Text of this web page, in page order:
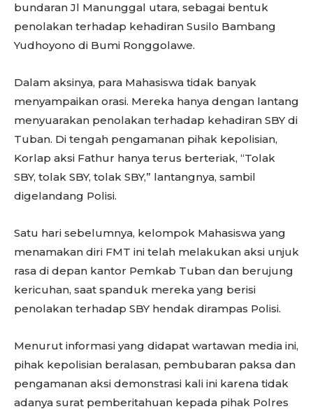
bundaran Jl Manunggal utara, sebagai bentuk
penolakan terhadap kehadiran Susilo Bambang
Yudhoyono di Bumi Ronggolawe.
Dalam aksinya, para Mahasiswa tidak banyak
menyampaikan orasi. Mereka hanya dengan lantang
menyuarakan penolakan terhadap kehadiran SBY di
Tuban. Di tengah pengamanan pihak kepolisian,
Korlap aksi Fathur hanya terus berteriak, “Tolak
SBY, tolak SBY, tolak SBY,” lantangnya, sambil
digelandang Polisi.
Satu hari sebelumnya, kelompok Mahasiswa yang
menamakan diri FMT ini telah melakukan aksi unjuk
rasa di depan kantor Pemkab Tuban dan berujung
kericuhan, saat spanduk mereka yang berisi
penolakan terhadap SBY hendak dirampas Polisi.
Menurut informasi yang didapat wartawan media ini,
pihak kepolisian beralasan, pembubaran paksa dan
pengamanan aksi demonstrasi kali ini karena tidak
adanya surat pemberitahuan kepada pihak Polres